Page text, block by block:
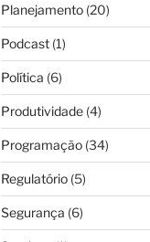
Planejamento(20)
Podcast(1)
Política (6)
Produtividade(4)
Programação(34)
Regulatório(5)
Segurança (6)